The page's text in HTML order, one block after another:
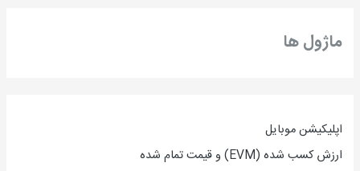
ماژول ها
اپلیکیشن موبایل
ارزش کسب شده (EVM) و قیمت تمام شده